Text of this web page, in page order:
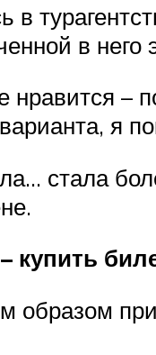
в
в него
нравится –
я
стала
образом